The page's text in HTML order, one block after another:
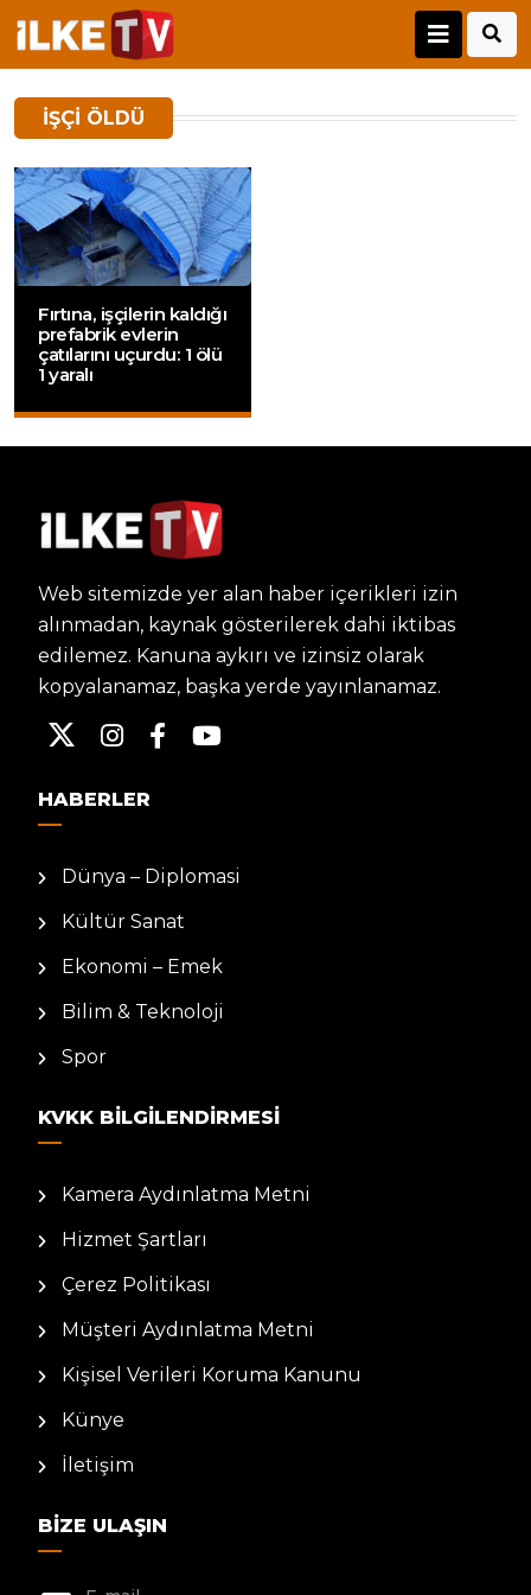
IŞÇI ÖLDÜ
Fırtına, işçilerin kaldığı
prefabrik evlerin
çatılarını uçurdu: 1 ölü
1 yaralı
Web sitemizde yer alan haber içerikleri izin
alınmadan, kaynak gösterilerek dahi iktibas
edilemez. Kanuna aykırı ve izinsiz olarak
kopyalanamaz, başka yerde yayınlanamaz.
HABERLER
Dünya – Diplomasi
Kültür Sanat
Ekonomi – Emek
Bilim & Teknoloji
Spor
KVKK BILGILENDIRMESI
Kamera Aydınlatma Metni
Hizmet Şartları
Çerez Politikası
Müşteri Aydınlatma Metni
Kişisel Verileri Koruma Kanunu
Künye
İletişim
BIZE ULAŞIN